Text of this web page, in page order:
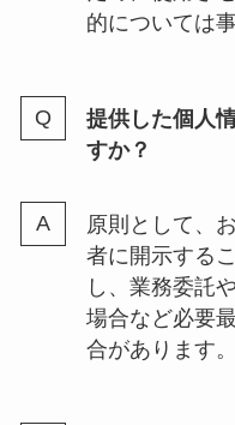
的については
提供した個人
すか？
原則として、
者に開示する
し、業務委託
場合など必要
合があります。